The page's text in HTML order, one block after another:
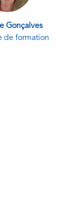
Gonçalves
de formation